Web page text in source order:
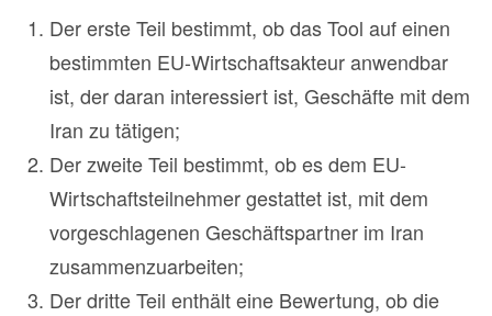
Der erste Teil bestimmt, ob das Tool auf einen
bestimmten EU-Wirtschaftsakteur anwendbar
ist, der daran interessiert ist, Geschäfte mit dem
Iran zu tätigen;
Der zweite Teil bestimmt, ob es dem EU-
Wirtschaftsteilnehmer gestattet ist, mit dem
vorgeschlagenen Geschäftspartner im Iran
zusammenzuarbeiten;
Der dritte Teil enthält eine Bewertung, ob die